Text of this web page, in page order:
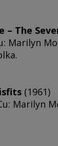
– The
Marilyn
(1961)
Marilyn